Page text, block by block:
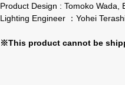
Product Design : Tomoko Wada,
Lighting Engineer ：Yohei
※This product cannot be